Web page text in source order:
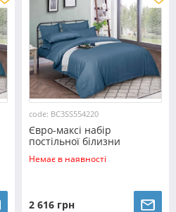
code: BC3SS554220
Євро-максі набір
постільної білизни
200*220 з Страйп Сатину з
простирадлом на резинці
Немає в наявності
2 616 грн